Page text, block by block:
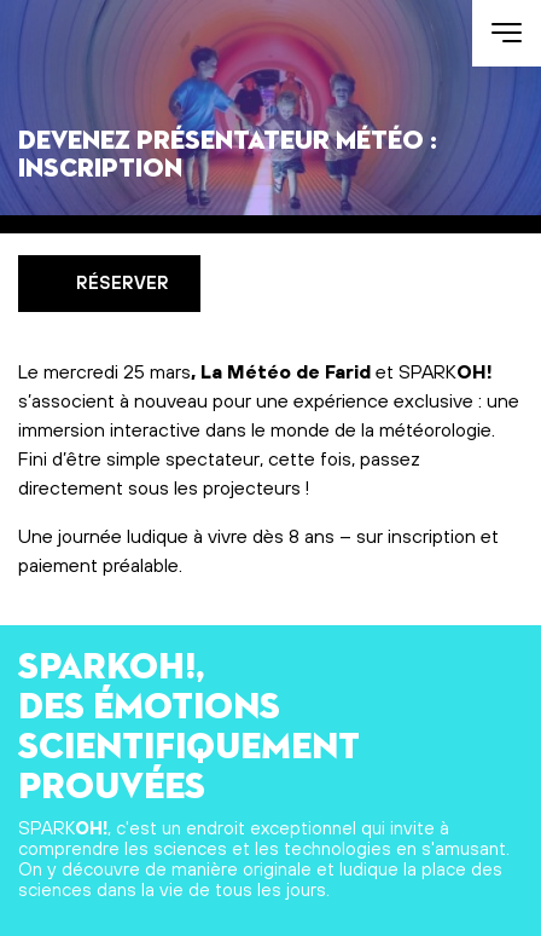
Aller au contenu
Devenez présentateur météo :
inscription
RÉSERVER
Le mercredi 25 mars, La Météo de Farid et SPARKOH!
s’associent à nouveau pour une expérience exclusive : une
immersion interactive dans le monde de la météorologie.
Fini d’être simple spectateur, cette fois, passez
directement sous les projecteurs !
Une journée ludique à vivre dès 8 ans – sur inscription et
paiement préalable.
SPARKOH!,
des émotions
scientifiquement
prouvées
SPARKOH!, c'est un endroit exceptionnel qui invite à
comprendre les sciences et les technologies en s'amusant.
On y découvre de manière originale et ludique la place des
sciences dans la vie de tous les jours.